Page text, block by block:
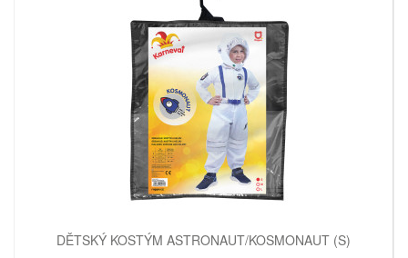
DĚTSKÝ KOSTÝM ASTRONAUT/KOSMONAUT (S)